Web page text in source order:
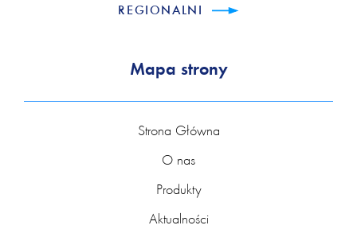
REGIONALNI
Mapa strony
Strona Główna
O nas
Produkty
Aktualności